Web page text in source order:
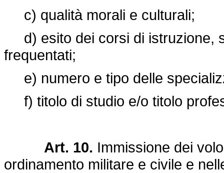
c) qualità morali e culturali;
d) esito dei corsi di istruzione,
frequentati;
e) numero e tipo delle
f) titolo di studio e/o titolo
Art. 10. Immissione dei
ordinamento militare e civile e